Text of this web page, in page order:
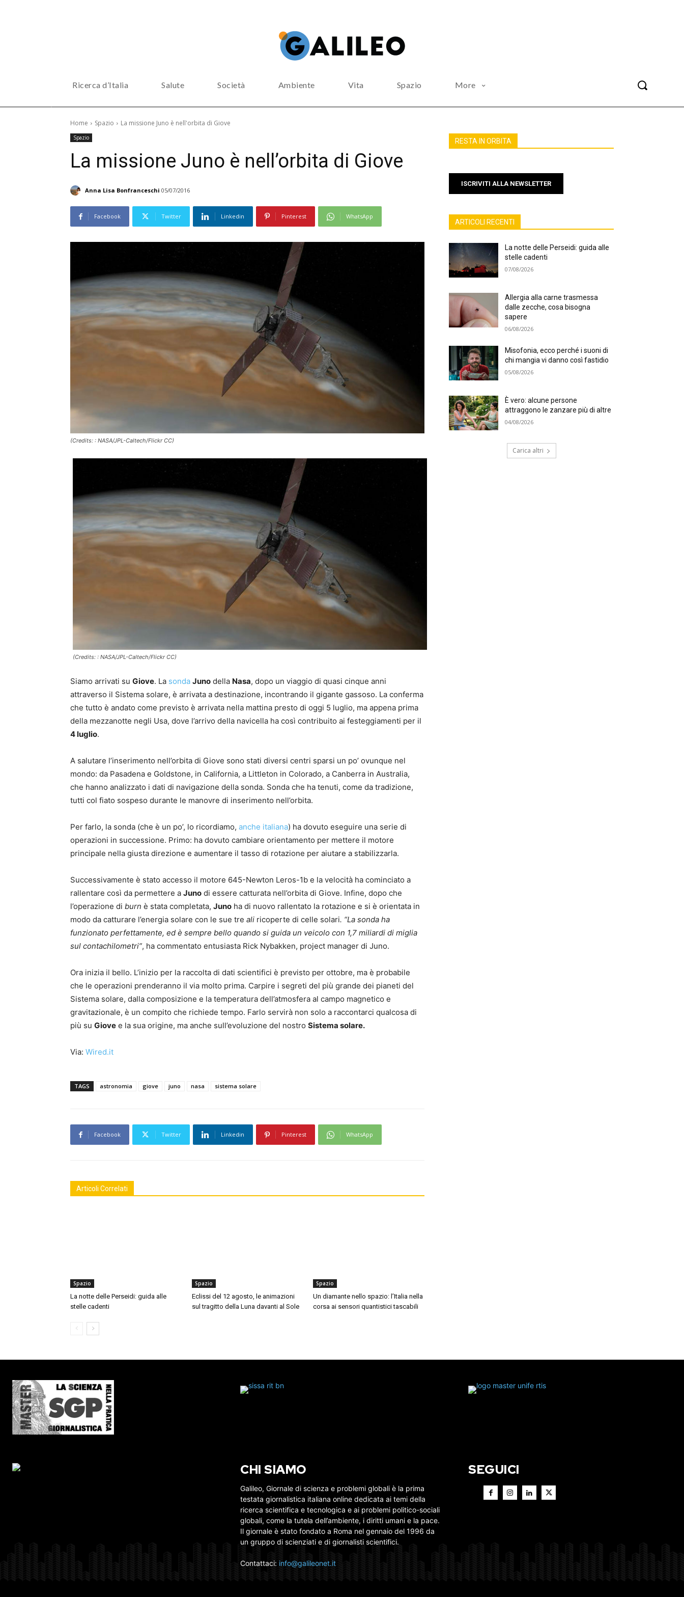
Ricerca d’Italia Salute Società Ambiente Vita Spazio More
Home Spazio La missione Juno è nell'orbita di Giove
Spazio
La missione Juno è nell’orbita di Giove
Anna Lisa Bonfranceschi 05/07/2016
Facebook Twitter Linkedin Pinterest WhatsApp
(Credits: : NASA/JPL-Caltech/Flickr CC)
(Credits: : NASA/JPL-Caltech/Flickr CC)
Siamo arrivati su Giove. La sonda Juno della Nasa, dopo un viaggio di quasi cinque anni
attraverso il Sistema solare, è arrivata a destinazione, incontrando il gigante gassoso. La conferma
che tutto è andato come previsto è arrivata nella mattina presto di oggi 5 luglio, ma appena prima
della mezzanotte negli Usa, dove l’arrivo della navicella ha così contribuito ai festeggiamenti per il
4 luglio.
A salutare l’inserimento nell’orbita di Giove sono stati diversi centri sparsi un po’ ovunque nel
mondo: da Pasadena e Goldstone, in California, a Littleton in Colorado, a Canberra in Australia,
che hanno analizzato i dati di navigazione della sonda. Sonda che ha tenuti, come da tradizione,
tutti col fiato sospeso durante le manovre di inserimento nell’orbita.
Per farlo, la sonda (che è un po’, lo ricordiamo, anche italiana) ha dovuto eseguire una serie di
operazioni in successione. Primo: ha dovuto cambiare orientamento per mettere il motore
principale nella giusta direzione e aumentare il tasso di rotazione per aiutare a stabilizzarla.
Successivamente è stato accesso il motore 645-Newton Leros-1b e la velocità ha cominciato a
rallentare così da permettere a Juno di essere catturata nell’orbita di Giove. Infine, dopo che
l’operazione di burn è stata completata, Juno ha di nuovo rallentato la rotazione e si è orientata in
modo da catturare l’energia solare con le sue tre ali ricoperte di celle solari. “La sonda ha
funzionato perfettamente, ed è sempre bello quando si guida un veicolo con 1,7 miliardi di miglia
sul contachilometri”, ha commentato entusiasta Rick Nybakken, project manager di Juno.
Ora inizia il bello. L’inizio per la raccolta di dati scientifici è previsto per ottobre, ma è probabile
che le operazioni prenderanno il via molto prima. Carpire i segreti del più grande dei pianeti del
Sistema solare, dalla composizione e la temperatura dell’atmosfera al campo magnetico e
gravitazionale, è un compito che richiede tempo. Farlo servirà non solo a raccontarci qualcosa di
più su Giove e la sua origine, ma anche sull’evoluzione del nostro Sistema solare.
Via: Wired.it
TAGS astronomia giove juno nasa sistema solare
Facebook Twitter Linkedin Pinterest WhatsApp
Articoli Correlati
Spazio
La notte delle Perseidi: guida alle
stelle cadenti
Spazio
Eclissi del 12 agosto, le animazioni
sul tragitto della Luna davanti al Sole
Spazio
Un diamante nello spazio: l’Italia nella
corsa ai sensori quantistici tascabili
RESTA IN ORBITA
ISCRIVITI ALLA NEWSLETTER
ARTICOLI RECENTI
La notte delle Perseidi: guida alle
stelle cadenti
07/08/2026
Allergia alla carne trasmessa
dalle zecche, cosa bisogna
sapere
06/08/2026
Misofonia, ecco perché i suoni di
chi mangia vi danno così fastidio
05/08/2026
È vero: alcune persone
attraggono le zanzare più di altre
04/08/2026
Carica altri
CHI SIAMO
Galileo, Giornale di scienza e problemi globali è la prima
testata giornalistica italiana online dedicata ai temi della
ricerca scientifica e tecnologica e ai problemi politico-sociali
globali, come la tutela dell’ambiente, i diritti umani e la pace.
Il giornale è stato fondato a Roma nel gennaio del 1996 da
un gruppo di scienziati e di giornalisti scientifici.
Contattaci: info@galileonet.it
SEGUICI